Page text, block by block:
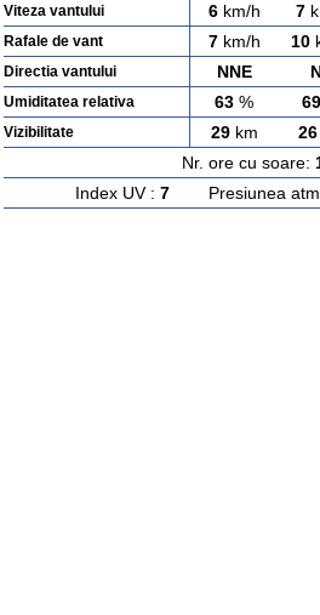
Viteza vantului 6km/h 7
Rafale de vant 7km/h 10
Directia vantului NNE
Umiditatea relativa 63 % 69
Vizibilitate 29km 26
Nr. ore cu soare:
Index UV : 7Presiunea